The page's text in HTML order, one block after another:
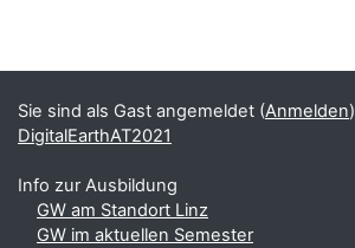
Ergänzungsblöcke
Sie sind als Gast angemeldet (Anmelden)
DigitalEarthAT2021
Info zur Ausbildung
GW am Standort Linz
GW im aktuellen Semester